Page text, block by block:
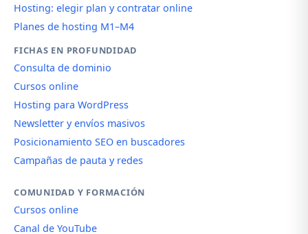
Hosting: elegir plan y contratar online
Planes de hosting M1–M4
FICHAS EN PROFUNDIDAD
Consulta de dominio
Cursos online
Hosting para WordPress
Newsletter y envíos masivos
Posicionamiento SEO en buscadores
Campañas de pauta y redes
COMUNIDAD Y FORMACIÓN
Cursos online
Canal de YouTube